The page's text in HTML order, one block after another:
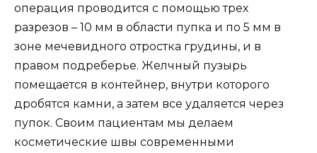
операция проводится с помощью трех
разрезов – 10 мм в области пупка и по 5 мм в
зоне мечевидного отростка грудины, и в
правом подреберье. Желчный пузырь
помещается в контейнер, внутри которого
дробятся камни, а затем все удаляется через
пупок. Своим пациентам мы делаем
косметические швы современными